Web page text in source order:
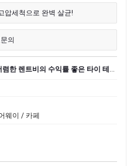
압세척으로 완벽 살균!
의
1,288. [NEW] 상업 지구 주변에 위치한 저렴한 렌트비의 수익률 좋은 타이 테이크 어웨이 샾 매매
웨이 / 카페